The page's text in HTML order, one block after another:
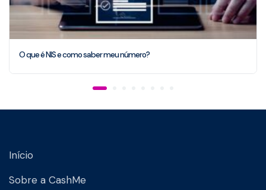
O que é NIS e como saber meu número?
Início
Sobre a CashMe